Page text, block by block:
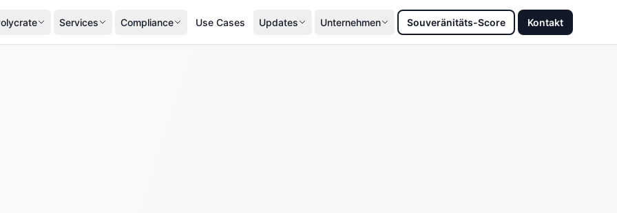
Services Compliance Use Cases Updates Unternehmen Souveränitäts-Score Kontakt